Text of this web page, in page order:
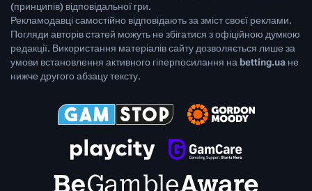
(принципів) відповідальної гри.
Рекламодавці самостійно відповідають за зміст своєї реклами.
Погляди авторів статей можуть не збігатися з офіційною думкою
редакції. Використання матеріалів сайту дозволяється лише за
умови встановлення активного гіперпосилання на betting.ua не
нижче другого абзацу тексту.